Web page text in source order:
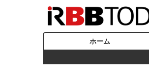
ホーム